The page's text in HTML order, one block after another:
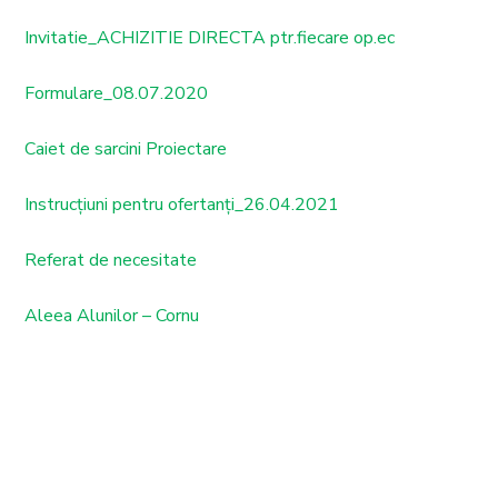
Invitatie_ACHIZITIE DIRECTA ptr.fiecare op.ec
Formulare_08.07.2020
Caiet de sarcini Proiectare
Instrucţiuni pentru ofertanți_26.04.2021
Referat de necesitate
Aleea Alunilor – Cornu